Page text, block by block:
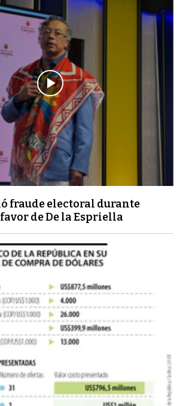
fraude electoral durante
de De la Espriella